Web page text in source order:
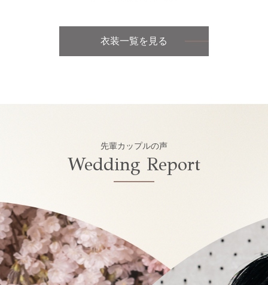
衣装一覧を見る
先輩カップルの声
Wedding Report